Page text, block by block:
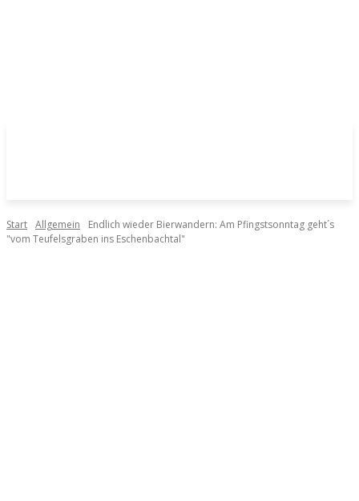
Start Allgemein
Endlich wieder Bierwandern: Am Pfingstsonntag geht´s
"vom Teufelsgraben ins Eschenbachtal"